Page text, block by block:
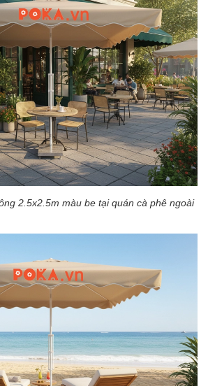
2.5x2.5m màu be tại quán cà phê ngoài